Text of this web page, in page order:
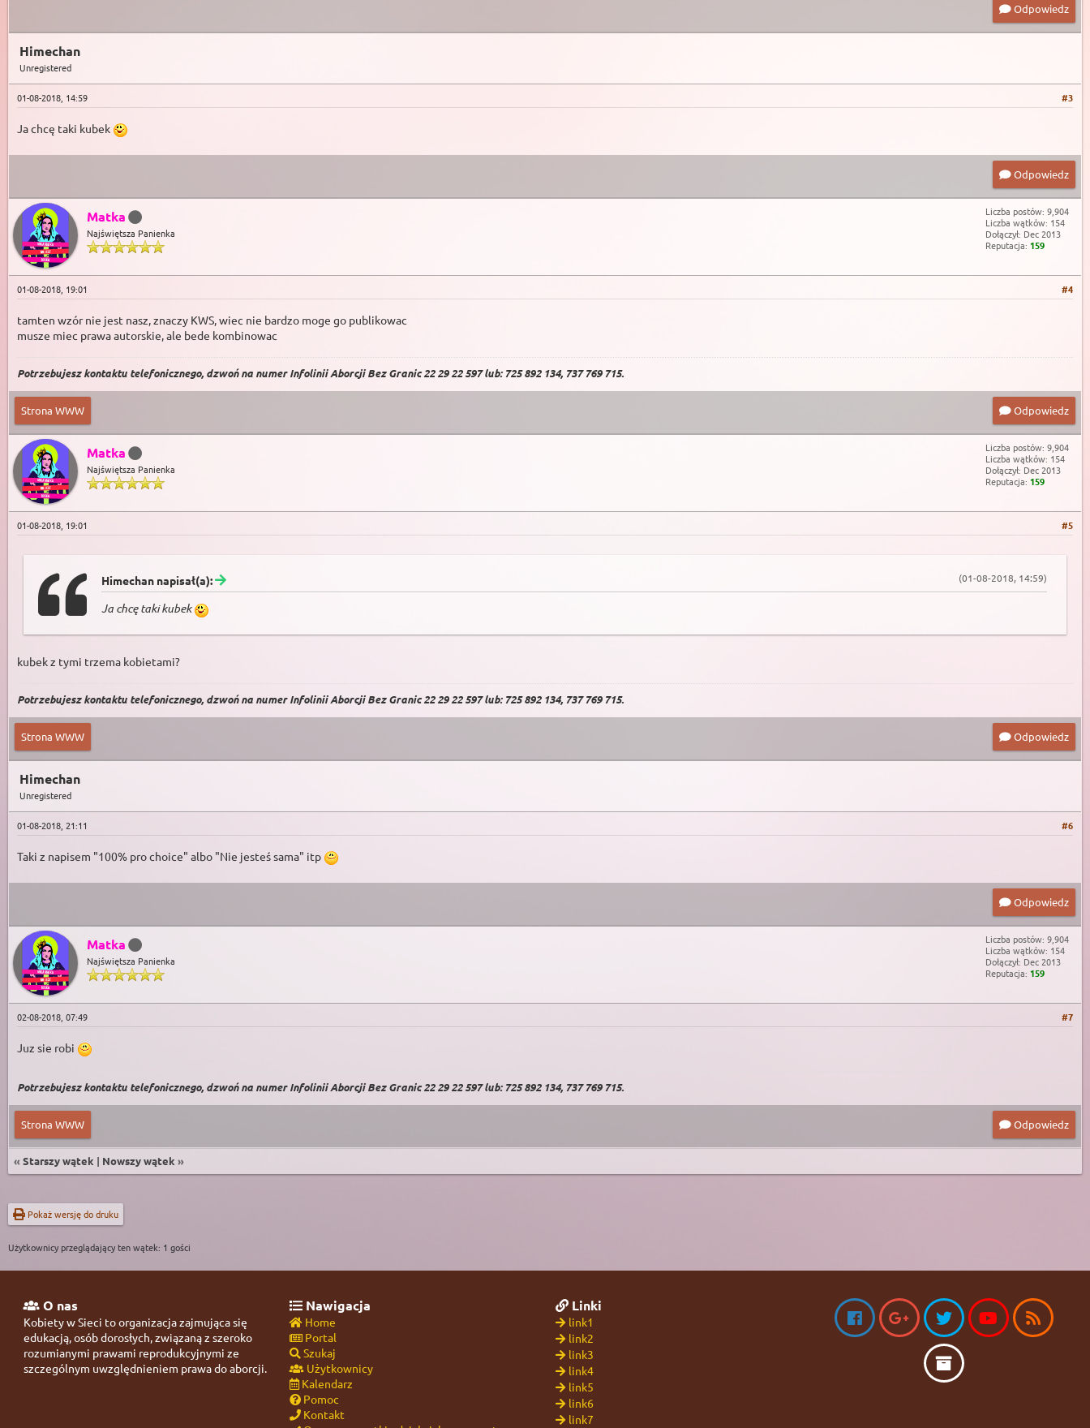
Odpowiedz
Himechan
Unregistered
#3
01-08-2018, 14:59
Ja chcę taki kubek
Odpowiedz
Matka
Najświętsza Panienka
Liczba postów: 9,904
Liczba wątków: 154
Dołączył: Dec 2013
Reputacja: 159
#4
01-08-2018, 19:01
tamten wzór nie jest nasz, znaczy KWS, wiec nie bardzo moge go publikowac
musze miec prawa autorskie, ale bede kombinowac
Potrzebujesz kontaktu telefonicznego, dzwoń na numer Infolinii Aborcji Bez Granic 22 29 22 597 lub: 725 892 134, 737 769 715.
Strona WWW Odpowiedz
Matka
Najświętsza Panienka
Liczba postów: 9,904
Liczba wątków: 154
Dołączył: Dec 2013
Reputacja: 159
#5
01-08-2018, 19:01
(01-08-2018, 14:59)
Himechan napisał(a):
Ja chcę taki kubek
kubek z tymi trzema kobietami?
Potrzebujesz kontaktu telefonicznego, dzwoń na numer Infolinii Aborcji Bez Granic 22 29 22 597 lub: 725 892 134, 737 769 715.
Strona WWW Odpowiedz
Himechan
Unregistered
#6
01-08-2018, 21:11
Taki z napisem "100% pro choice" albo "Nie jesteś sama" itp
Odpowiedz
Matka
Najświętsza Panienka
Liczba postów: 9,904
Liczba wątków: 154
Dołączył: Dec 2013
Reputacja: 159
#7
02-08-2018, 07:49
Juz sie robi
Potrzebujesz kontaktu telefonicznego, dzwoń na numer Infolinii Aborcji Bez Granic 22 29 22 597 lub: 725 892 134, 737 769 715.
Strona WWW Odpowiedz
« Starszy wątek | Nowszy wątek »
Pokaż wersję do druku
Użytkownicy przeglądający ten wątek: 1 gości
O nas
Kobiety w Sieci to organizacja zajmująca się
edukacją, osób dorosłych, związaną z szeroko
rozumianymi prawami reprodukcyjnymi ze
szczególnym uwzględnieniem prawa do aborcji.
Nawigacja
Home
Portal
Szukaj
Użytkownicy
Kalendarz
Pomoc
Kontakt
Linki
link1
link2
link3
link4
link5
link6
link7